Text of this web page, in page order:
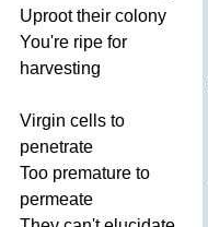
Uproot their colony
You're ripe for
harvesting
Virgin cells to
penetrate
Too premature to
permeate